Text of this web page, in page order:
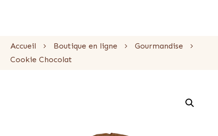
Accueil Boutique en ligne
Gourmandise
Cookie Chocolat